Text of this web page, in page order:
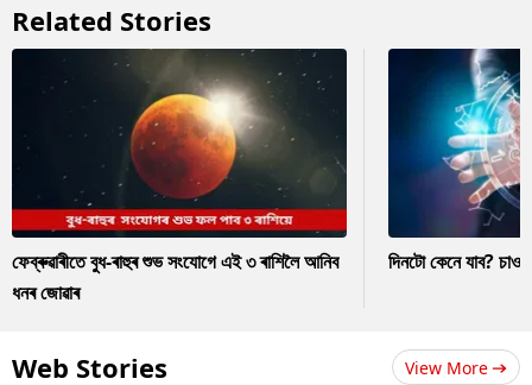
Related Stories
ফেব্ৰুৱাৰীতে বুধ-ৰাহুৰ শুভ সংযোগে এই ৩ ৰাশিলৈ আনিব
ধনৰ জোৱাৰ
দিনটো কেনে যাব?
Web Stories View More